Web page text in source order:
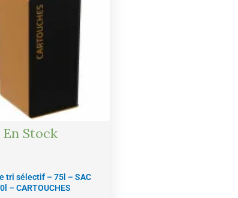
En Stock
tri sélectif – 75l – SAC
– CARTOUCHES